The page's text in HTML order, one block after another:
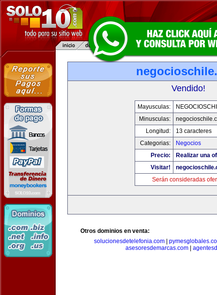
Vendido!
Mayusculas:
Minusculas:
Longitud:
13 caracteres
Categorias:
Negocios
Precio:
Realizar una
Visitar!
Serán consideradas
Otros dominios en venta:
solucionesdetelefonia.com|
asesoresdemarcas.com